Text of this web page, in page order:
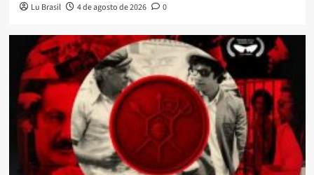
Lu Brasil 4 de agosto de 2026 0